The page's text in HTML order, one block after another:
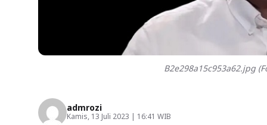
B2e298a15c953a62.jpg
admrozi
Kamis, 13 Juli 2023 | 16:41 WIB